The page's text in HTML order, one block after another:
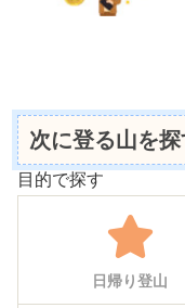
次に登る山を
目的で探す
日帰り登山